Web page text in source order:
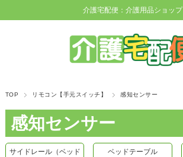
介護宅配便：介護用品ショップ
TOP リモコン【手元スイッチ】 感知センサー
感知センサー
サイドレール（ベッド
ベッドテーブル